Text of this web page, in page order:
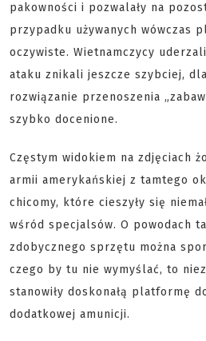
pakowności i pozwalały na
przypadku używanych wówczas
oczywiste. Wietnamczycy
ataku znikali jeszcze szybciej,
rozwiązanie przenoszenia
szybko docenione.
Częstym widokiem na zdjęciach
armii amerykańskiej z tamtego
chicomy, które cieszyły się
wśród specjalsów. O powodach
zdobycznego sprzętu można
czego by tu nie wymyślać, to
stanowiły doskonałą platformę
dodatkowej amunicji.